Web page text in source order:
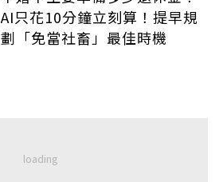
AI只花10分鐘立刻算！提早規
劃「免當社畜」最佳時機